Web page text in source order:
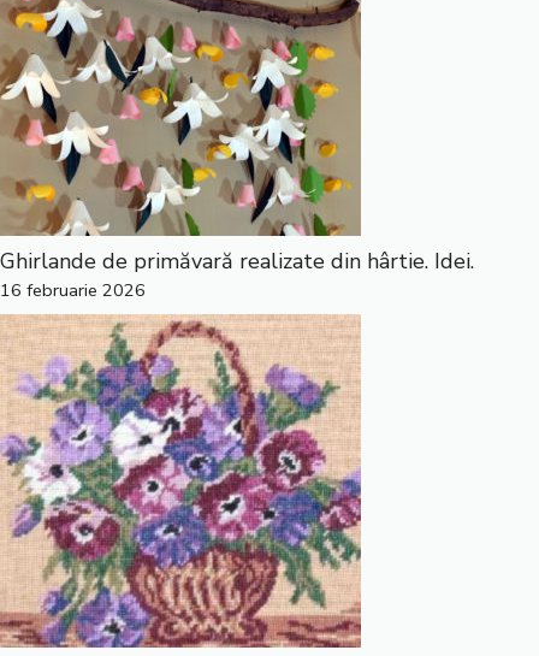
Ghirlande de primăvară realizate din hârtie. Idei.
16 februarie 2026